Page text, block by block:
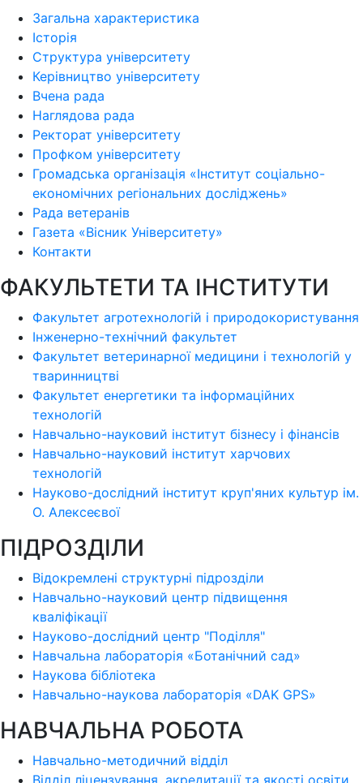
Загальна характеристика
Історія
Структура університету
Керівництво університету
Вчена рада
Наглядова рада
Ректорат університету
Профком університету
Громадська організація «Інститут соціально-
економічних регіональних досліджень»
Рада ветеранів
Газета «Вісник Університету»
Контакти
ФАКУЛЬТЕТИ ТА ІНСТИТУТИ
Факультет агротехнологій і природокористування
Інженерно-технічний факультет
Факультет ветеринарної медицини і технологій у
тваринництві
Факультет енергетики та інформаційних
технологій
Навчально-науковий інститут бізнесу і фінансів
Навчально-науковий інститут харчових
технологій
Науково-дослідний інститут круп'яних культур ім.
О. Алексеєвої
ПІДРОЗДІЛИ
Відокремлені структурні підрозділи
Навчально-науковий центр підвищення
кваліфікації
Науково-дослідний центр "Поділля"
Навчальна лабораторія «Ботанічний сад»
Наукова бібліотека
Навчально-наукова лабораторія «DAK GPS»
НАВЧАЛЬНА РОБОТА
Навчально-методичний відділ